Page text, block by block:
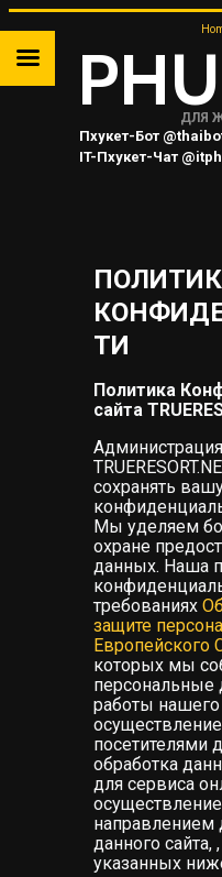
PHU
ДЛЯ
Пхукет-Бот
IT-Пхукет-Чат
ТИ
Политика
сайта
сохранять
Мы уделяем
охране
данных. Наша
требованиях
защите
Европейского
которых мы
персональные
работы нашего
посетителями
обработка
для сервиса
направлением
данного сайта,
указанных